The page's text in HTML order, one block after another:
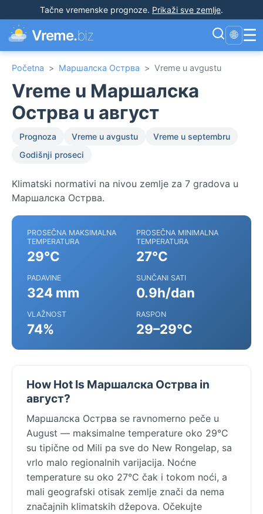
Tačne vremenske prognoze. Prikaži sve zemlje.
Vreme.biz 🌐 ☰
Početna > Маршалска Острва > Vreme u avgustu
Vreme u Маршалска
Острва u август
Prognoza Vreme u avgustu
Vreme u septembru
Godišnji proseci
Klimatski normativi na nivou zemlje za 7 gradova u
Маршалска Острва.
PROSEČNA MAKSIMALNA
TEMPERATURA
29°C
PROSEČNA MINIMALNA
TEMPERATURA
27°C
PADAVINE
324 mm
SUNČANI SATI
0.9h/dan
VLAŽNOST
74%
RASPON
29–29°C
How Hot Is Маршалска Острва in
август?
Маршалска Острва se ravnomerno peče u
August — maksimalne temperature oko 29°C
su tipične od Mili pa sve do New Rongelap, sa
vrlo malo regionalnih varijacija. Noćne
temperature su oko 27°C čak i tokom noći, a
mali geografski otisak zemlje znači da nema
značajnih klimatskih džepova. Očekujte